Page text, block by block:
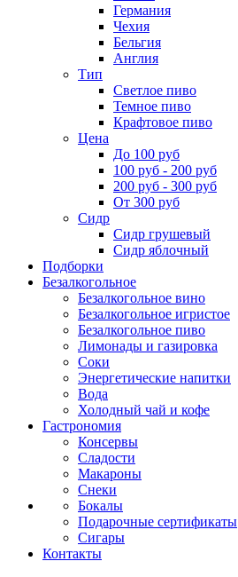
Германия
Чехия
Бельгия
Англия
Тип
Светлое пиво
Темное пиво
Крафтовое пиво
Цена
До 100 руб
100 руб - 200 руб
200 руб - 300 руб
От 300 руб
Сидр
Сидр грушевый
Сидр яблочный
Подборки
Безалкогольное
Безалкогольное вино
Безалкогольное игристое
Безалкогольное пиво
Лимонады и газировка
Соки
Энергетические напитки
Вода
Холодный чай и кофе
Гастрономия
Консервы
Сладости
Макароны
Снеки
Бокалы
Подарочные сертификаты
Сигары
Контакты